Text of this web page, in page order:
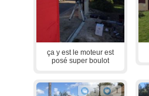
ça y est le moteur est
posé super boulot
1 1